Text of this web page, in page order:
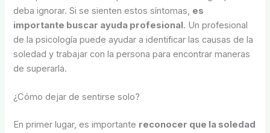
deba ignorar. Si se sienten estos síntomas, es
importante buscar ayuda profesional. Un profesional
de la psicología puede ayudar a identificar las causas de la
soledad y trabajar con la persona para encontrar maneras
de superarla.
¿Cómo dejar de sentirse solo?
En primer lugar, es importante reconocer que la soledad